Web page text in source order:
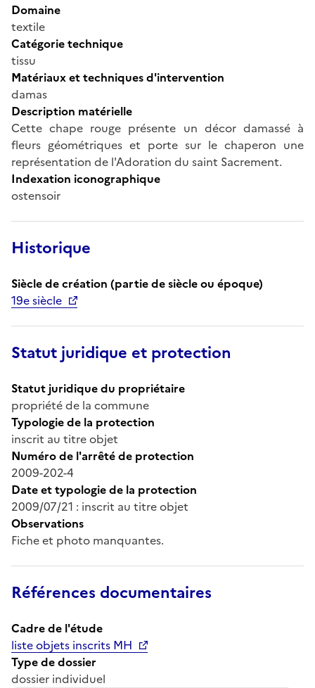
Domaine
textile
Catégorie technique
tissu
Matériaux et techniques d'intervention
damas
Description matérielle
Cette chape rouge présente un décor damassé à
fleurs géométriques et porte sur le chaperon une
représentation de l'Adoration du saint Sacrement.
Indexation iconographique
ostensoir
Historique
Siècle de création (partie de siècle ou époque)
19e siècle
Statut juridique et protection
Statut juridique du propriétaire
propriété de la commune
Typologie de la protection
inscrit au titre objet
Numéro de l'arrêté de protection
2009-202-4
Date et typologie de la protection
2009/07/21 : inscrit au titre objet
Observations
Fiche et photo manquantes.
Références documentaires
Cadre de l'étude
liste objets inscrits MH
Type de dossier
dossier individuel